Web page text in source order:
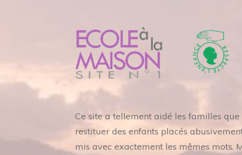
Ce site a tellement aidé les familles
restituer des enfants placés
mis avec exactement les mêmes mots.